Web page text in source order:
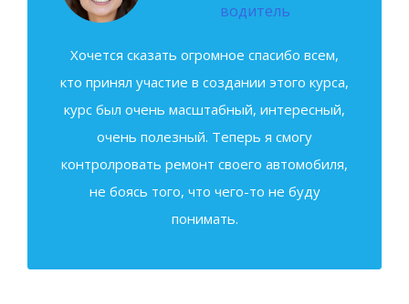
водитель
Хочется сказать огромное спасибо всем,
кто принял участие в создании этого курса,
курс был очень масштабный, интересный,
очень полезный. Теперь я смогу
контролровать ремонт своего автомобиля,
не боясь того, что чего-то не буду
понимать.